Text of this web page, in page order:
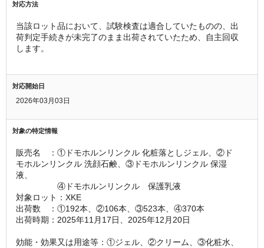
対応方法
当該ロット品において、試験検査は適合していたものの、出
荷判定手続きが未完了のまま出荷されていたため、自主回収
します。
対応開始日
2026年03月03日
対象の特定情報
販売名　：①ドモホルンリンクル 化粧落としジェル、②ド
モホルンリンクル 洗顔石鹸、③ドモホルンリンクル 保湿
液、
④ドモホルンリンクル　保護乳液
対象ロット：XKE
出荷数　：①192本、②106本、③523本、④370本
出荷時期：2025年11月17日、2025年12月20日
効能・効果又は用途等：①ジェル、②クリーム、③化粧水、